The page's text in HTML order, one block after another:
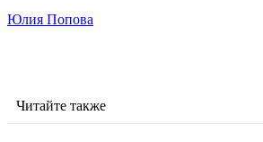
Юлия Попова
Читайте также